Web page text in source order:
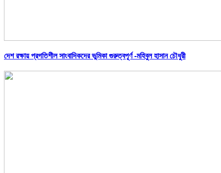
দেশ রক্ষায় প্রগতিশীল সাংবাদিকদের ভুমিকা গুরুত্বপূর্ণ -মহিবুল হাসান চৌধুরী